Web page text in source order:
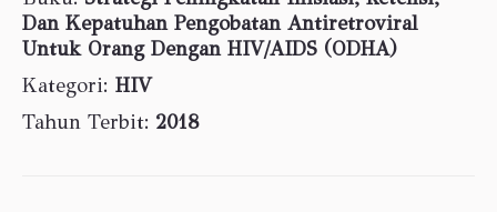
Dan Kepatuhan Pengobatan Antiretroviral
Untuk Orang Dengan HIV/AIDS (ODHA)
Kategori: HIV
Tahun Terbit: 2018